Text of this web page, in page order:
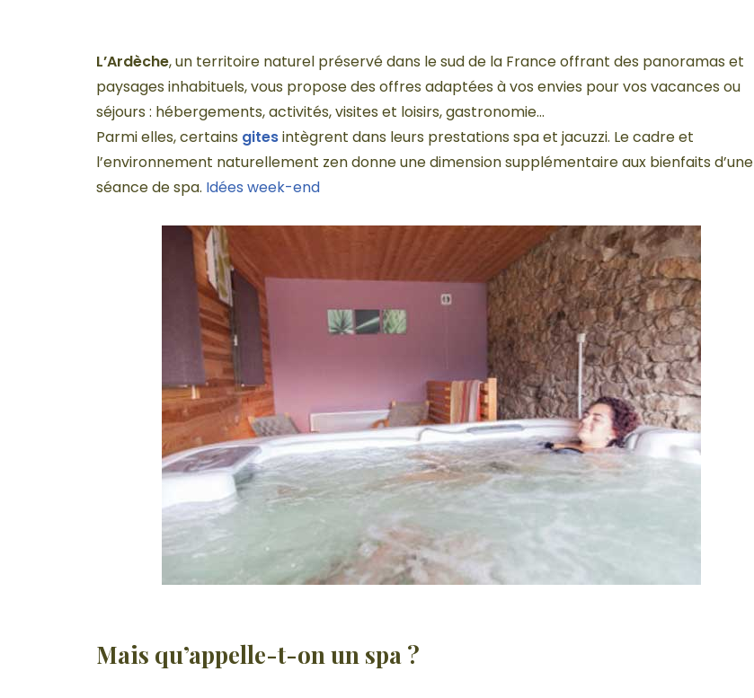
L’Ardèche, un territoire naturel préservé dans le sud de la France offrant des panoramas et
paysages inhabituels, vous propose des offres adaptées à vos envies pour vos vacances ou
séjours : hébergements, activités, visites et loisirs, gastronomie…
Parmi elles, certains gitesintègrent dans leurs prestations spa et jacuzzi. Le cadre et
l’environnement naturellement zen donne une dimension supplémentaire aux bienfaits d’une
séance de spa. Idées week-end
Mais qu’appelle-t-on un spa ?